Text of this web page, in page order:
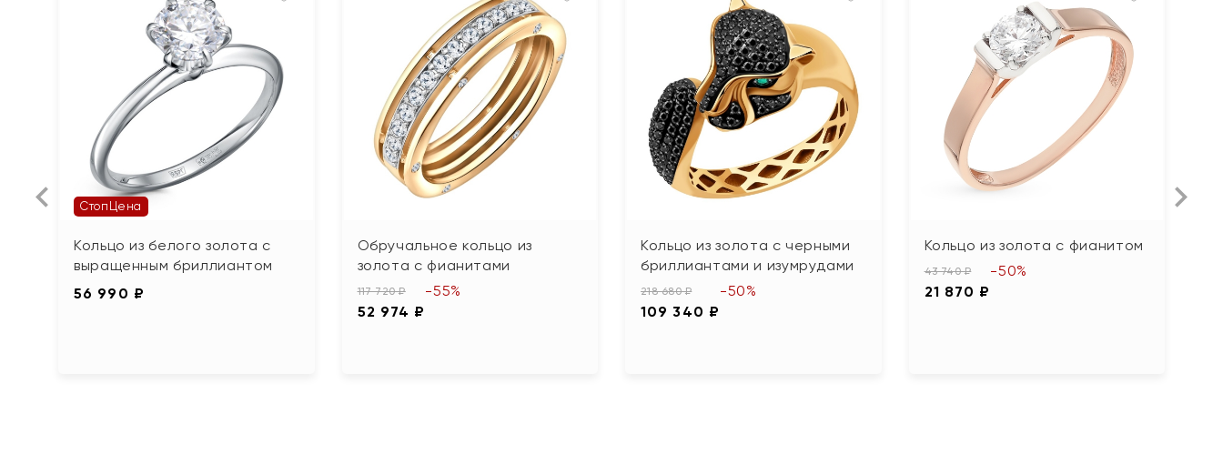
СтопЦена
Кольцо из белого золота с
выращенным бриллиантом
56 990 ₽
Обручальное кольцо из
золота с фианитами
117 720 ₽
52 974 ₽
-55%
Кольцо из золота с черными
бриллиантами и изумрудами
218 680 ₽
109 340 ₽
-50%
Кольцо из золота с фианитом
43 740 ₽
21 870 ₽
-50%